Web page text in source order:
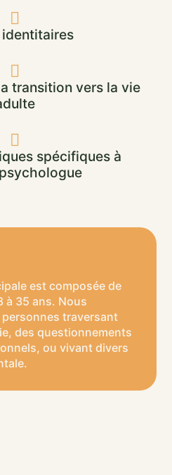
identitaires
transition vers la vie
spécifiques à
est composée de
à 35 ans. Nous
traversant
des questionnements
ou vivant divers